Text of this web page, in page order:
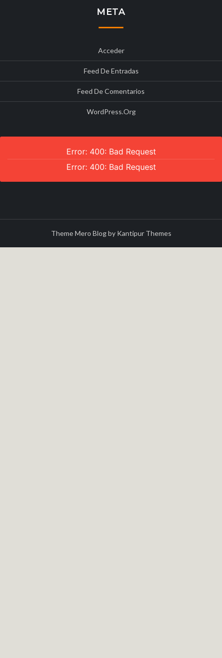
META
Acceder
Feed De Entradas
Feed De Comentarios
WordPress.org
Error: 400: Bad Request
Error: 400: Bad Request
Theme Mero Blog by Kantipur Themes